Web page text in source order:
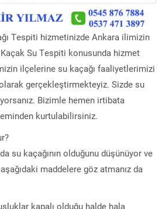
Tespiti hizmetinizde Ankara ilimizin
Su Tespiti konusunda hizmet
ilçelerine su kaçağı faaliyetlerimizi
gerçekleştirmekteyiz. Sizde su
Bizimle hemen irtibata
kurtulabilirsiniz.
su kaçağının olduğunu düşünüyor ve
maddelere göz atmanız da
kapalı olduğu halde hala